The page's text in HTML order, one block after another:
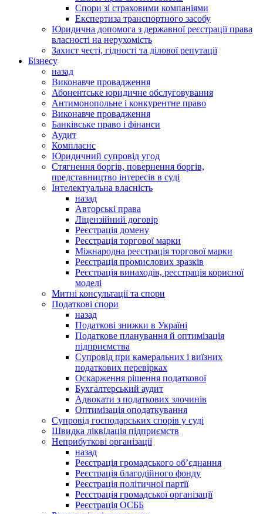
Спори зі страховими компаніями
Експертиза транспортного засобу
Юридична допомога з державної реєстрації права
власності на нерухомість
Захист честі, гідності та ділової репутації
Бізнесу
назад
Виконавче провадження
Абонентське юридичне обслуговування
Антимонопольне і конкурентне право
Виконавче провадження
Банківське право і фінанси
Аудит
Комплаєнс
Юридичний супровід угод
Стягнення боргів, повернення боргів,
представництво інтересів в суді
Інтелектуальна власність
назад
Авторські права
Ліцензійний договір
Реєстрація домену
Реєстрація торгової марки
Міжнародна реєстрація торгової марки
Реєстрація промислових зразків
Реєстрація винаходів, реєстрація корисної
моделі
Митні консультації та спори
Податкові спори
назад
Податкові знижки в Україні
Податкове планування й оптимізація
підприємства
Супровід при камеральних і виїзних
податкових перевірках
Оскарження рішення податкової
Бухгалтерський аудит
Адвокати з податкових злочинів
Оптимізація оподаткування
Супровід господарських спорів у суді
Швидка ліквідація підприємств
Неприбуткові організації
назад
Реєстрація громадського об’єднання
Реєстрація благодійного фонду
Реєстрація політичної партії
Реєстрація громадської організації
Реєстрація ОСББ